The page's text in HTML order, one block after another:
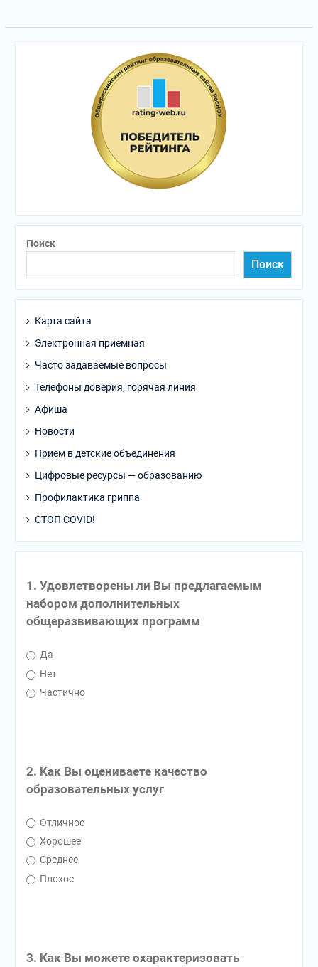
Поиск
Поиск
Карта сайта
Электронная приемная
Часто задаваемые вопросы
Телефоны доверия, горячая линия
Афиша
Новости
Прием в детские объединения
Цифровые ресурсы — образованию
Профилактика гриппа
СТОП COVID!
1. Удовлетворены ли Вы предлагаемым
набором дополнительных
общеразвивающих программ
Да
Нет
Частично
2. Как Вы оцениваете качество
образовательных услуг
Отличное
Хорошее
Среднее
Плохое
3. Как Вы можете охарактеризовать